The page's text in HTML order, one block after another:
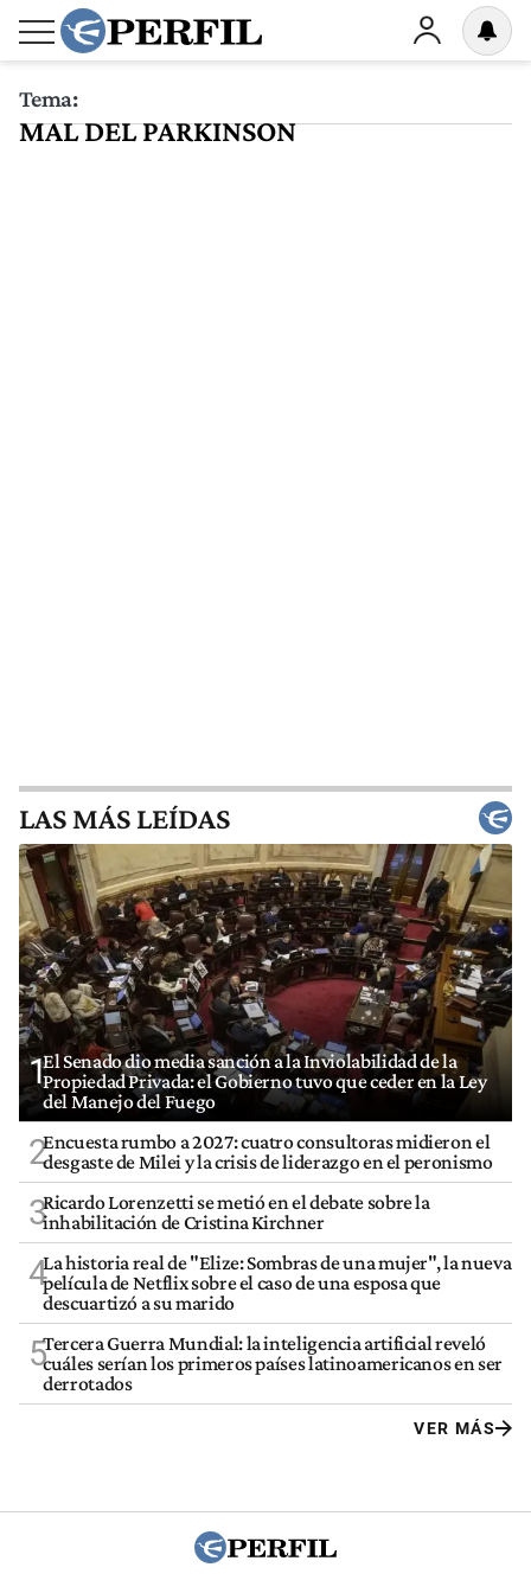
Tema:
MAL DEL PARKINSON
LAS MÁS LEÍDAS
1El Senado dio media sanción a la Inviolabilidad de la
Propiedad Privada: el Gobierno tuvo que ceder en la Ley
del Manejo del Fuego
2Encuesta rumbo a 2027: cuatro consultoras midieron el
desgaste de Milei y la crisis de liderazgo en el peronismo
3Ricardo Lorenzetti se metió en el debate sobre la
inhabilitación de Cristina Kirchner
4La historia real de "Elize: Sombras de una mujer", la nueva
película de Netflix sobre el caso de una esposa que
descuartizó a su marido
5Tercera Guerra Mundial: la inteligencia artificial reveló
cuáles serían los primeros países latinoamericanos en ser
derrotados
VER MÁS